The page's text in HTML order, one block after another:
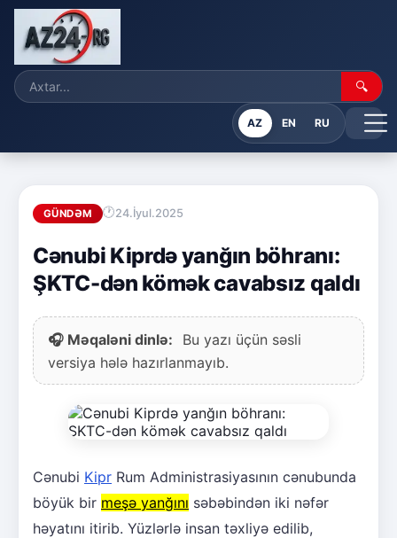
🔍
AZ EN RU
GÜNDƏM 24.İyul.2025
Cənubi Kiprdə yanğın böhranı:
ŞKTC-dən kömək cavabsız qaldı
🎧 Məqaləni dinlə:
Bu yazı üçün səsli
versiya hələ hazırlanmayıb.
Cənubi Kipr Rum Administrasiyasının cənubunda
böyük bir meşə yanğını səbəbindən iki nəfər
həyatını itirib. Yüzlərlə insan təxliyə edilib,